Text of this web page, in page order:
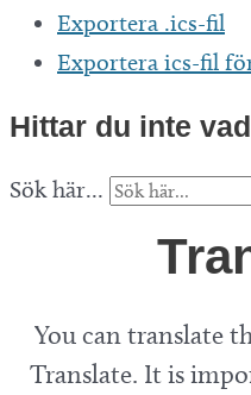
Exportera .ics-fil
Exportera ics-fil
Hittar du inte
Sök här...
You can translate
Translate. It is